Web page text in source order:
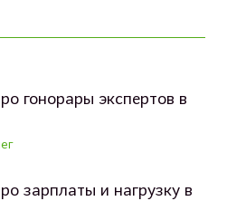
гонорары экспертов в
зарплаты и нагрузку в